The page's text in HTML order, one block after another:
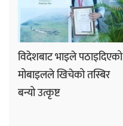
विदेशबाट भाइले पठाइदिएको
मोबाइलले खिचेको तस्बिर
बन्यो उत्कृष्ट